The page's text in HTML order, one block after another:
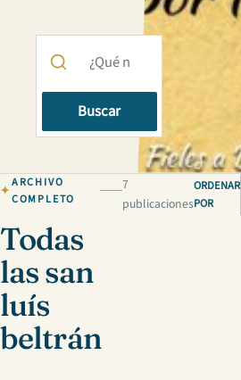
Buscar
ARCHIVO
COMPLETO
Todas
las san
luís
beltrán
7
publicaciones
ORDENAR
POR